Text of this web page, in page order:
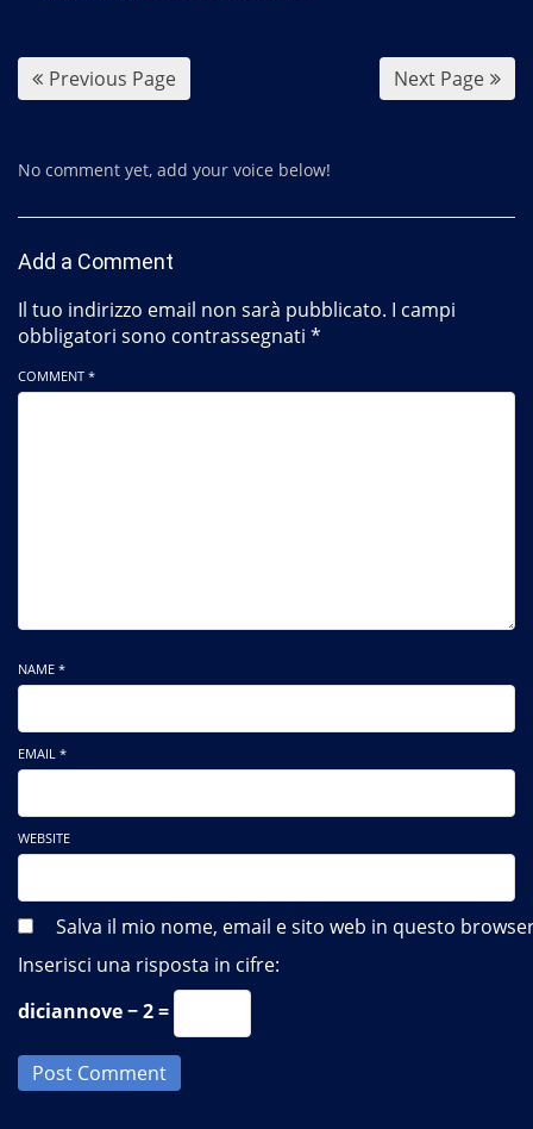
Previous Page Next Page
No comment yet, add your voice below!
Add a Comment
Il tuo indirizzo email non sarà pubblicato. I campi
obbligatori sono contrassegnati *
COMMENT *
NAME *
EMAIL *
WEBSITE
Salva il mio nome, email e sito web in questo
Inserisci una risposta in cifre:
diciannove − 2 =
Post Comment